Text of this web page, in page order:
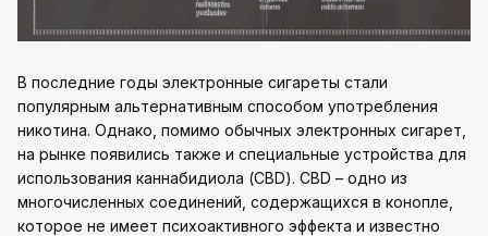
В последние годы электронные сигареты стали
популярным альтернативным способом употребления
никотина. Однако, помимо обычных электронных сигарет,
на рынке появились также и специальные устройства для
использования каннабидиола (CBD). CBD – одно из
многочисленных соединений, содержащихся в конопле,
которое не имеет психоактивного эффекта и известно